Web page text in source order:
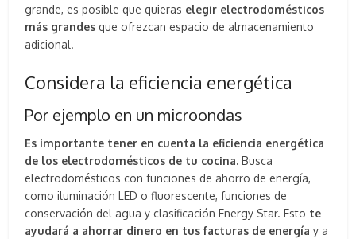
grande, es posible que quieras elegir electrodomésticos
más grandes que ofrezcan espacio de almacenamiento
adicional.
Considera la eficiencia energética
Por ejemplo en un microondas
Es importante tener en cuenta la eficiencia energética
de los electrodomésticos de tu cocina. Busca
electrodomésticos con funciones de ahorro de energía,
como iluminación LED o fluorescente, funciones de
conservación del agua y clasificación Energy Star. Esto te
ayudará a ahorrar dinero en tus facturas de energía y a